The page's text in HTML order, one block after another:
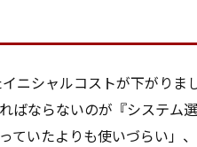
ニシャルコストが下がり
ならないのが『システム
いたよりも使いづらい」